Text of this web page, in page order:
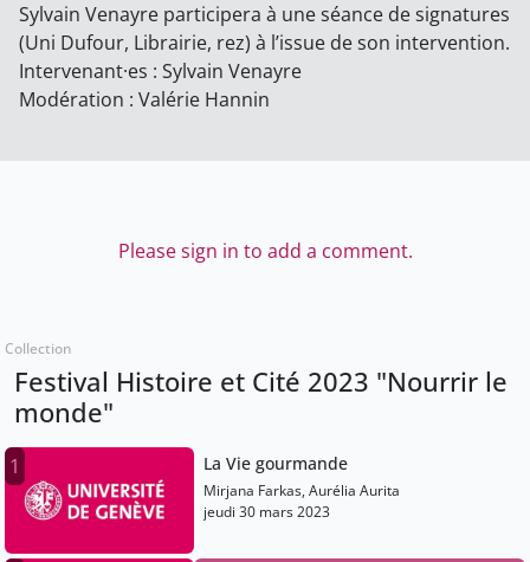
Sylvain Venayre participera à une séance de signatures
(Uni Dufour, Librairie, rez) à l’issue de son intervention.
Intervenant·es : Sylvain Venayre
Modération : Valérie Hannin
Please sign in to add a comment.
Collection
Festival Histoire et Cité 2023 "Nourrir le
monde"
1 La Vie gourmande
Mirjana Farkas, Aurélia Aurita
jeudi 30 mars 2023